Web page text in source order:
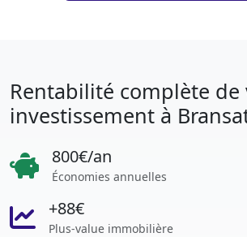
Rentabilité complète de
investissement à
800€/an
Économies annuelles
+88€
Plus-value immobilière